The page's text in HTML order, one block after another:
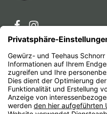
Service-Hotline
Service
Unternehmen